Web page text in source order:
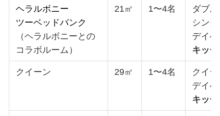
ヘラルボニー
ツーベッドバンク
（ヘラルボニーとの
コラボルーム）
21㎡ 1〜4名
ダブ
シン
デイ
キッ
クイーン 29㎡ 1〜4名
クイ
デイ
キッ